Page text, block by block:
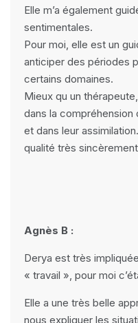
Elle m’a également
sentimentales.
Pour moi, elle est un
anticiper des périodes
certains domaines.
Mieux qu un
dans la
et dans leur
qualité très
Agnès B :
Derya est très
« travail », pour moi
Elle a une très belle
nous expliquer les